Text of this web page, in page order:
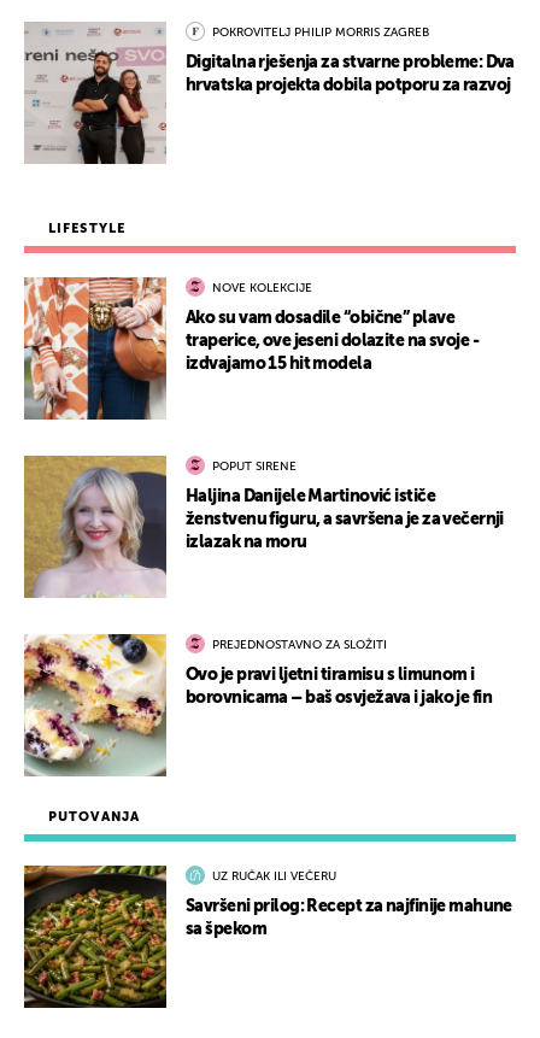
PUTOVANJA
UZ RUČAK ILI VEČERU
Savršeni prilog: Recept za najfinije mahune
sa špekom
POKROVITELJ PHILIP MORRIS ZAGREB
Digitalna rješenja za stvarne probleme: Dva
hrvatska projekta dobila potporu za razvoj
LIFESTYLE
NOVE KOLEKCIJE
Ako su vam dosadile “obične” plave
traperice, ove jeseni dolazite na svoje -
izdvajamo 15 hit modela
POPUT SIRENE
Haljina Danijele Martinović ističe
ženstvenu figuru, a savršena je za večernji
izlazak na moru
PREJEDNOSTAVNO ZA SLOŽITI
Ovo je pravi ljetni tiramisu s limunom i
borovnicama – baš osvježava i jako je fin